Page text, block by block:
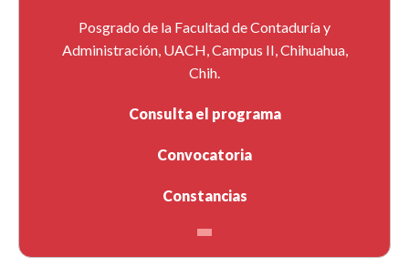
Posgrado de la Facultad de Contaduría y
Administración, UACH, Campus II, Chihuahua,
Chih.
Consulta el programa
Convocatoria
Constancias